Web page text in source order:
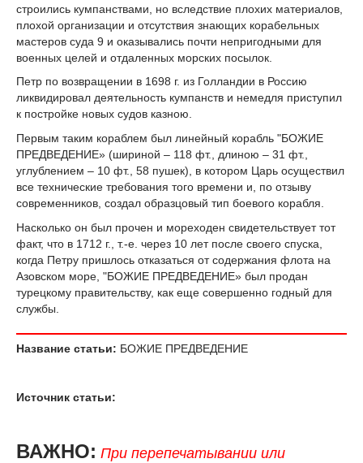
строились кумпанствами, но вследствие плохих материалов,
плохой организации и отсутствия знающих корабельных
мастеров суда 9 и оказывались почти непригодными для
военных целей и отдаленных морских посылок.
Петр по возвращении в 1698 г. из Голландии в Россию
ликвидировал деятельность кумпанств и немедля приступил
к постройке новых судов казною.
Первым таким кораблем был линейный корабль "БОЖИЕ
ПРЕДВЕДЕНИЕ» (шириной – 118 фт., длиною – 31 фт.,
углублением – 10 фт., 58 пушек), в котором Царь осуществил
все технические требования того времени и, по отзыву
современников, создал образцовый тип боевого корабля.
Насколько он был прочен и мореходен свидетельствует тот
факт, что в 1712 г., т.-е. через 10 лет после своего спуска,
когда Петру пришлось отказаться от содержания флота на
Азовском море, "БОЖИЕ ПРЕДВЕДЕНИЕ» был продан
турецкому правительству, как еще совершенно годный для
службы.
Название статьи: БОЖИЕ ПРЕДВЕДЕНИЕ
Источник статьи:
ВАЖНО: При перепечатывании или